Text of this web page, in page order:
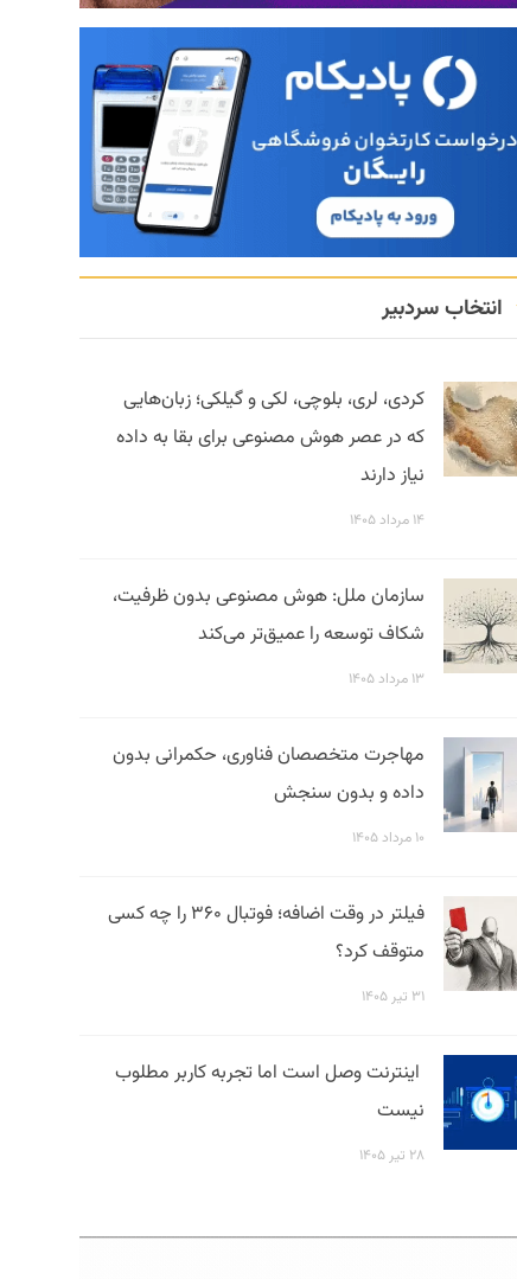
انتخاب سردبیر
کردی، لری، بلوچی، لکی و گیلکی؛ زبان‌هایی
که در عصر هوش مصنوعی برای بقا به داده
نیاز دارند
۱۴ مرداد ۱۴۰۵
سازمان ملل: هوش مصنوعی بدون ظرفیت،
شکاف توسعه را عمیق‌تر می‌کند
۱۳ مرداد ۱۴۰۵
مهاجرت متخصصان فناوری، حکمرانی بدون
داده و بدون سنجش
۱۰ مرداد ۱۴۰۵
فیلتر در وقت اضافه؛ فوتبال ۳۶۰ را چه کسی
متوقف کرد؟
۳۱ تیر ۱۴۰۵
اینترنت وصل است اما تجربه کاربر مطلوب
نیست
۲۸ تیر ۱۴۰۵